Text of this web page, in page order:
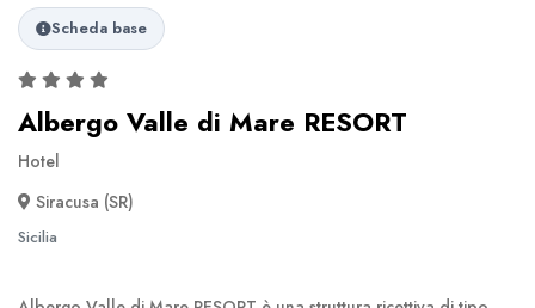
Scheda base
Albergo Valle di Mare RESORT
Hotel
Siracusa (SR)
Sicilia